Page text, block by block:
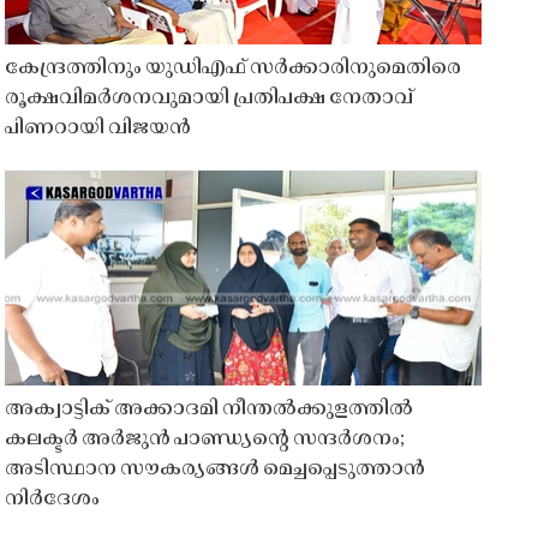
കേന്ദ്രത്തിനും യുഡിഎഫ് സർക്കാരിനുമെതിരെ
രൂക്ഷവിമർശനവുമായി പ്രതിപക്ഷ നേതാവ്
പിണറായി വിജയൻ
അക്വാട്ടിക് അക്കാദമി നീന്തൽക്കുളത്തിൽ
കലക്ടർ അർജുൻ പാണ്ഡ്യൻ്റെ സന്ദർശനം;
അടിസ്ഥാന സൗകര്യങ്ങൾ മെച്ചപ്പെടുത്താൻ
നിർദേശം